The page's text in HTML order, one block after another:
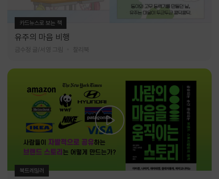
카드뉴스로 보는 책
유주의 마음 비행
금수정 글/서영 그림 찰리북
북트레일러